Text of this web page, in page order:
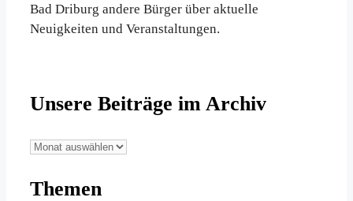
Bad Driburg andere Bürger über aktuelle
Neuigkeiten und Veranstaltungen.
Unsere Beiträge im Archiv
Unsere
im
Themen